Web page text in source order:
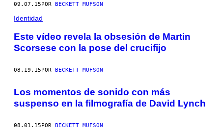
09.07.15POR BECKETT MUFSON
Identidad
Este vídeo revela la obsesión de Martin
Scorsese con la pose del crucifijo
08.19.15 POR BECKETT MUFSON
Los momentos de sonido con más
suspenso en la filmografía de David Lynch
08.01.15POR BECKETT MUFSON